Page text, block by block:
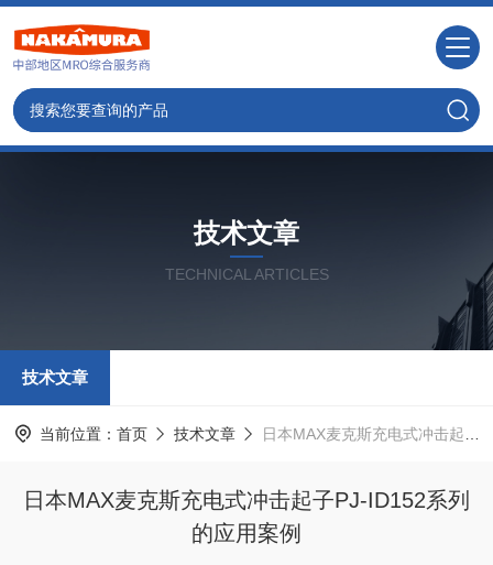
技术文章
TECHNICAL ARTICLES
技术文章
当前位置： 首页 技术文章 日本MAX麦克斯充电式冲击起子PJ-ID152系列的应用案例
日本MAX麦克斯充电式冲击起子PJ-ID152系列
的应用案例